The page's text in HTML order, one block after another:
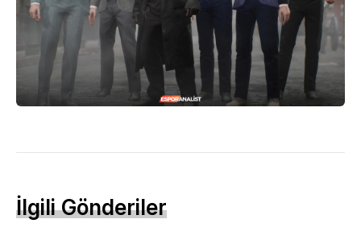
İlgili Gönderiler